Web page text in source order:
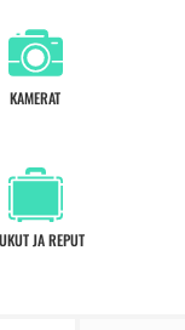
KAMERAT
JA REPUT